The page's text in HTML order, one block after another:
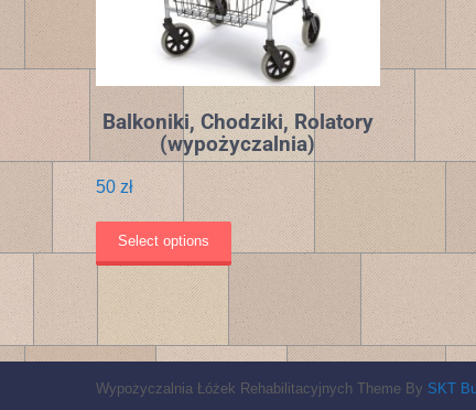
Balkoniki, Chodziki, Rolatory
(wypożyczalnia)
50zł
Select options
Wypożyczalnia Łóżek Rehabilitacyjnych Theme By SKT